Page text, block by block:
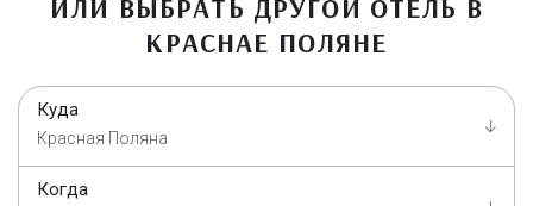
ИЛИ ВЫБРАТЬ ДРУГОЙ ОТЕЛЬ В
КРАСНАЕ ПОЛЯНЕ
Куда
Красная Поляна
Когда